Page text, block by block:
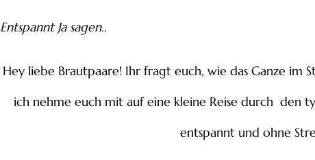
Entspannt Ja sagen..
Hey liebe Brautpaare! Ihr fragt euch, wie das Ganze im
ich nehme euch mit auf eine kleine Reise durch  den
entspannt und ohne